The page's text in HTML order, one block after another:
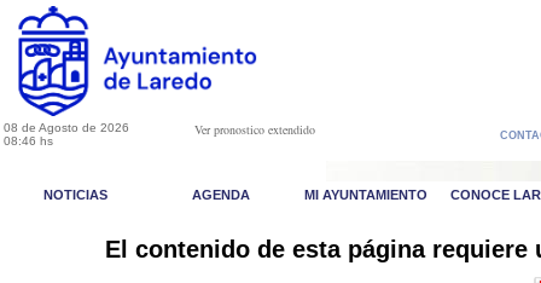
08 de Agosto de 2026
08:46 hs
Ver pronostico extendido
NOTICIAS AGENDA MI AYUNTAMIENTO CONOCE
El contenido de esta página requiere